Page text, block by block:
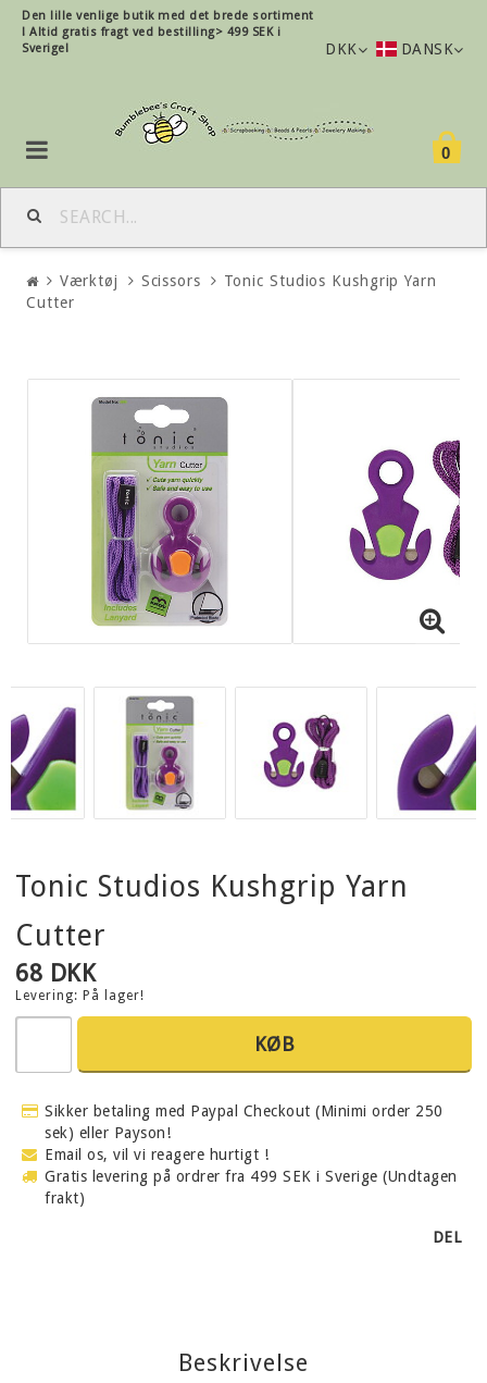
Den lille venlige butik med det brede sortiment
! Altid gratis fragt ved bestilling> 499 SEK i
Sverige!
DKK DANSK
0
Værktøj Scissors
Tonic Studios Kushgrip Yarn
Cutter
Tonic Studios Kushgrip Yarn
Cutter
68 DKK
Levering: På lager!
KØB
Sikker betaling med Paypal Checkout (Minimi order 250
sek) eller Payson!
Email os, vil vi reagere hurtigt !
Gratis levering på ordrer fra 499 SEK i Sverige (Undtagen
frakt)
DEL
Beskrivelse